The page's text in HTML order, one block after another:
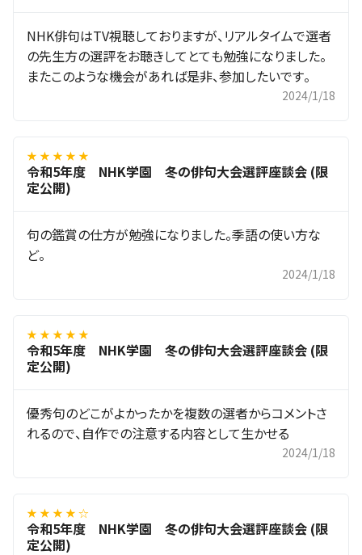
NHK俳句はTV視聴しておりますが、リアルタイムで選者
の先生方の選評をお聴きしてとても勉強になりました。
またこのような機会があれば是非、参加したいです。
2024/1/18
★ ★ ★ ★ ★
令和5年度 NHK学園 冬の俳句大会選評座談会 (限
定公開)
句の鑑賞の仕方が勉強になりました。季語の使い方な
ど。
2024/1/18
★ ★ ★ ★ ★
令和5年度 NHK学園 冬の俳句大会選評座談会 (限
定公開)
優秀句のどこがよかったかを複数の選者からコメントさ
れるので、自作での注意する内容として生かせる
2024/1/18
★ ★ ★ ★ ☆
令和5年度 NHK学園 冬の俳句大会選評座談会 (限
定公開)